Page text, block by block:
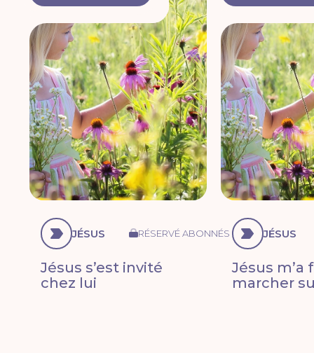
JÉSUS RÉSERVÉ ABONNÉS
Jésus s’est invité
chez lui
JÉSUS
Jésus m’a
marcher